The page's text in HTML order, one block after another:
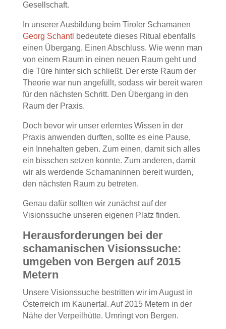
Gesellschaft.
In unserer Ausbildung beim Tiroler Schamanen
Georg Schantl bedeutete dieses Ritual ebenfalls
einen Übergang. Einen Abschluss. Wie wenn man
von einem Raum in einen neuen Raum geht und
die Türe hinter sich schließt. Der erste Raum der
Theorie war nun angefüllt, sodass wir bereit waren
für den nächsten Schritt. Den Übergang in den
Raum der Praxis.
Doch bevor wir unser erlerntes Wissen in der
Praxis anwenden durften, sollte es eine Pause,
ein Innehalten geben. Zum einen, damit sich alles
ein bisschen setzen konnte. Zum anderen, damit
wir als werdende Schamaninnen bereit wurden,
den nächsten Raum zu betreten.
Genau dafür sollten wir zunächst auf der
Visionssuche unseren eigenen Platz finden.
Herausforderungen bei der
schamanischen Visionssuche:
umgeben von Bergen auf 2015
Metern
Unsere Visionssuche bestritten wir im August in
Österreich im Kaunertal. Auf 2015 Metern in der
Nähe der Verpeilhütte. Umringt von Bergen.